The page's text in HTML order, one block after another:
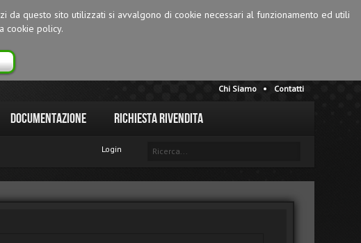
da questo sito utilizzati si avvalgono di cookie necessari al funzionamento ed utili
cookie policy.
Chi Siamo Contatti
Documentazione Richiesta Rivendita
Login